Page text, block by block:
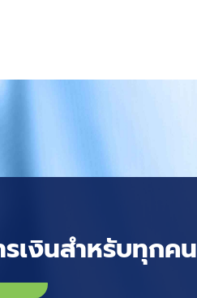
เงินสำหรับทุกคน